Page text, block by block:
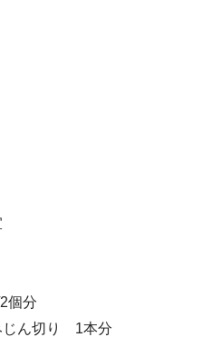
個分
じん切り 1本分